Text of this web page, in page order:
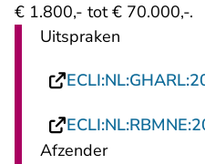
€ 1.800,- tot € 70.000,-.
Uitspraken
Afzender